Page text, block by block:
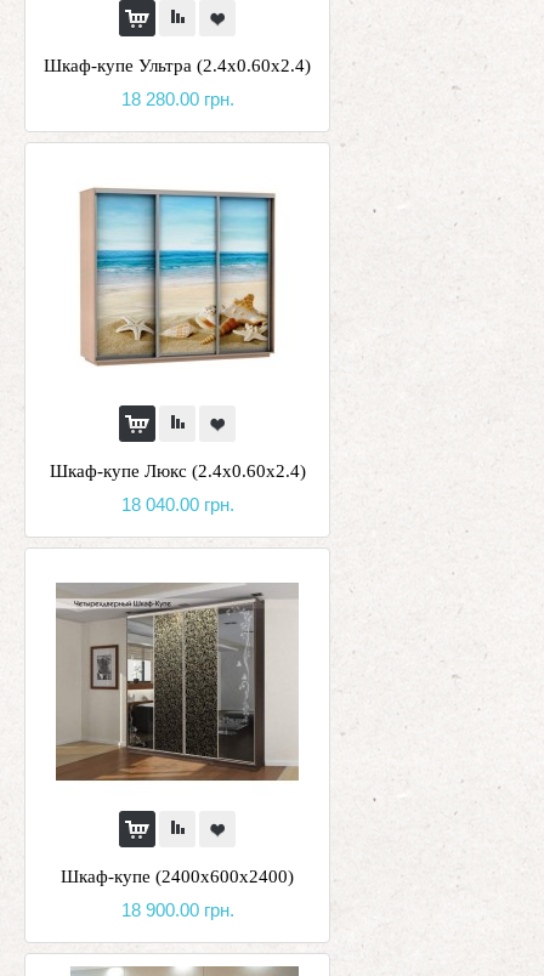
Шкаф-купе Ультра (2.4х0.60х2.4)
18 280.00 грн.
Шкаф-купе Люкс (2.4х0.60х2.4)
18 040.00 грн.
Шкаф-купе (2400х600х2400)
18 900.00 грн.